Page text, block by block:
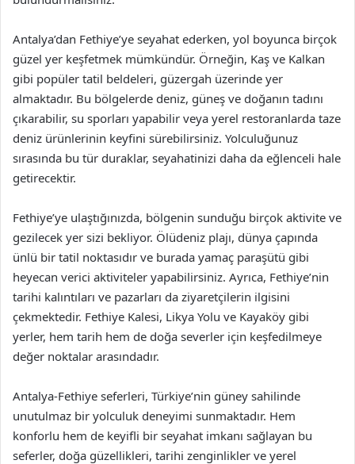
Antalya’dan Fethiye’ye seyahat ederken, yol boyunca birçok
güzel yer keşfetmek mümkündür. Örneğin, Kaş ve Kalkan
gibi popüler tatil beldeleri, güzergah üzerinde yer
almaktadır. Bu bölgelerde deniz, güneş ve doğanın tadını
çıkarabilir, su sporları yapabilir veya yerel restoranlarda taze
deniz ürünlerinin keyfini sürebilirsiniz. Yolculuğunuz
sırasında bu tür duraklar, seyahatinizi daha da eğlenceli hale
getirecektir.
Fethiye’ye ulaştığınızda, bölgenin sunduğu birçok aktivite ve
gezilecek yer sizi bekliyor. Ölüdeniz plajı, dünya çapında
ünlü bir tatil noktasıdır ve burada yamaç paraşütü gibi
heyecan verici aktiviteler yapabilirsiniz. Ayrıca, Fethiye’nin
tarihi kalıntıları ve pazarları da ziyaretçilerin ilgisini
çekmektedir. Fethiye Kalesi, Likya Yolu ve Kayaköy gibi
yerler, hem tarih hem de doğa severler için keşfedilmeye
değer noktalar arasındadır.
Antalya-Fethiye seferleri, Türkiye’nin güney sahilinde
unutulmaz bir yolculuk deneyimi sunmaktadır. Hem
konforlu hem de keyifli bir seyahat imkanı sağlayan bu
seferler, doğa güzellikleri, tarihi zenginlikler ve yerel